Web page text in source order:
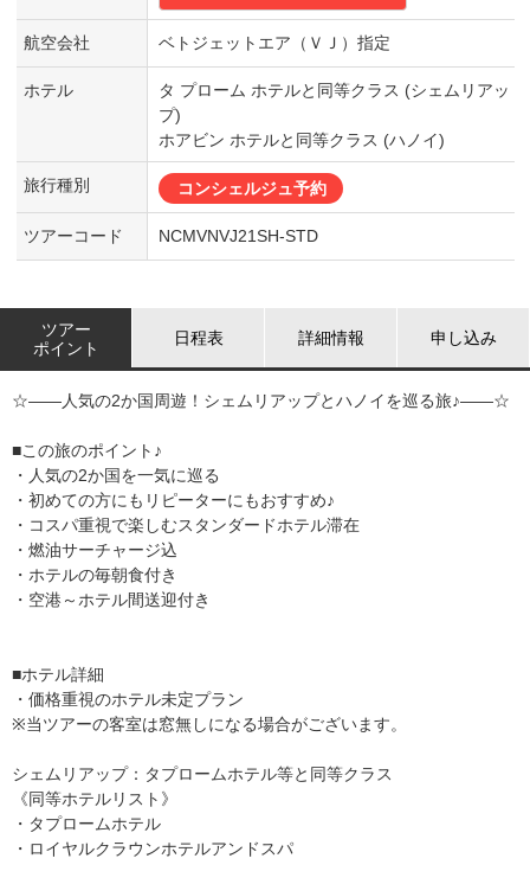
航空会社 ベトジェットエア（ＶＪ）指定
ホテル
タ プローム ホテルと同等クラス (シェムリアッ
プ)
ホアビン ホテルと同等クラス (ハノイ)
旅行種別 コンシェルジュ予約
ツアーコード NCMVNVJ21SH-STD
ツアー
ポイント
日程表 詳細情報 申し込み
☆――人気の2か国周遊！シェムリアップとハノイを巡る旅♪――☆
■この旅のポイント♪
・人気の2か国を一気に巡る
・初めての方にもリピーターにもおすすめ♪
・コスパ重視で楽しむスタンダードホテル滞在
・燃油サーチャージ込
・ホテルの毎朝食付き
・空港～ホテル間送迎付き
■ホテル詳細
・価格重視のホテル未定プラン
※当ツアーの客室は窓無しになる場合がございます。
シェムリアップ：タプロームホテル等と同等クラス
《同等ホテルリスト》
・タプロームホテル
・ロイヤルクラウンホテルアンドスパ